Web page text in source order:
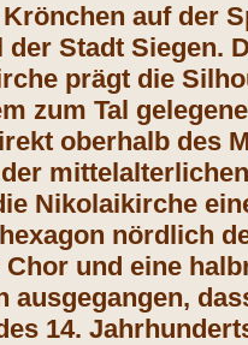
auf der
Stadt Siegen.
prägt die
zum Tal
oberhalb des
Nikolaikirche
nördlich
und eine
14.